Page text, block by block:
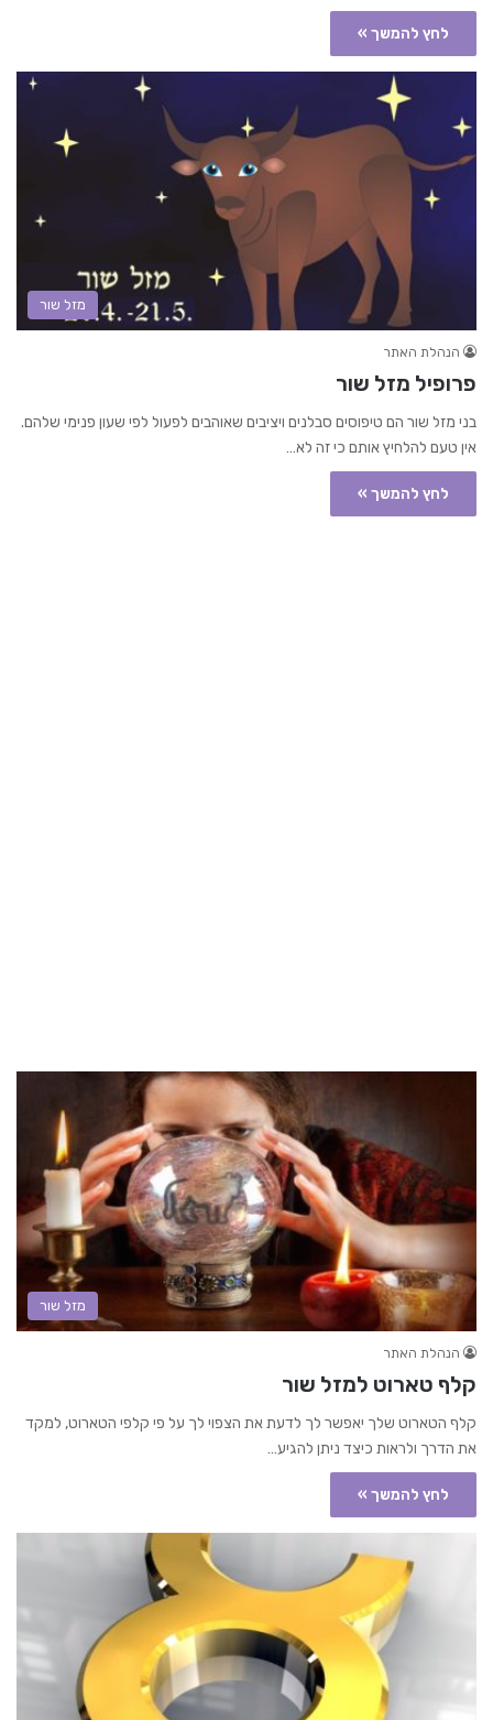
לחץ להמשך »
מזל שור
הנהלת האתר
פרופיל מזל שור
בני מזל שור הם טיפוסים סבלנים ויציבים שאוהבים לפעול לפי שעון פנימי שלהם.
אין טעם להלחיץ אותם כי זה לא…
לחץ להמשך »
מזל שור
הנהלת האתר
קלף טארוט למזל שור
קלף הטארוט שלך יאפשר לך לדעת את הצפוי לך על פי קלפי הטארוט, למקד
את הדרך ולראות כיצד ניתן להגיע…
לחץ להמשך »